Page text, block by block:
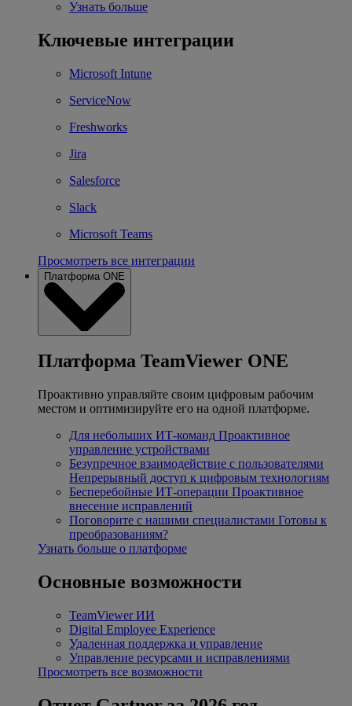
Узнать больше
Ключевые интеграции
Microsoft Intune
ServiceNow
Freshworks
Jira
Salesforce
Slack
Microsoft Teams
Просмотреть все интеграции
Платформа ONE
Платформа TeamViewer ONE
Проактивно управляйте своим цифровым рабочим
местом и оптимизируйте его на одной платформе.
Для небольших ИТ-команд Проактивное
управление устройствами
Безупречное взаимодействие с пользователями
Непрерывный доступ к цифровым технологиям
Бесперебойные ИТ-операции Проактивное
внесение исправлений
Поговорите с нашими специалистами Готовы к
преобразованиям?
Узнать больше о платформе
Основные возможности
TeamViewer ИИ
Digital Employee Experience
Удаленная поддержка и управление
Управление ресурсами и исправлениями
Просмотреть все возможности